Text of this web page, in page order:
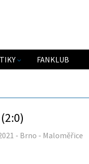
FANKLUB
- Brno - Maloměřice